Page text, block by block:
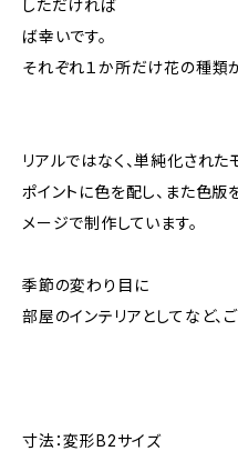
しただければ
ば幸いです。
それぞれ１か所だけ花の種類
リアルではなく、単純化された
ポイントに色を配し、また色版
メージで制作しています。
季節の変わり目に
部屋のインテリアとしてなど、
寸法：変形B2サイズ